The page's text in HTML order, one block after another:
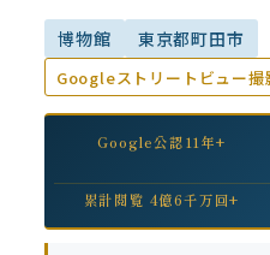
博物館 東京都町田市
Googleストリートビュー撮
Google公認11年+
累計閲覧 4億6千万回+